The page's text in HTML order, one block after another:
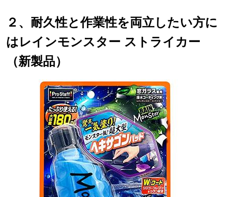
２、耐久性と作業性を両立したい方に
はレインモンスター ストライカー
（新製品）